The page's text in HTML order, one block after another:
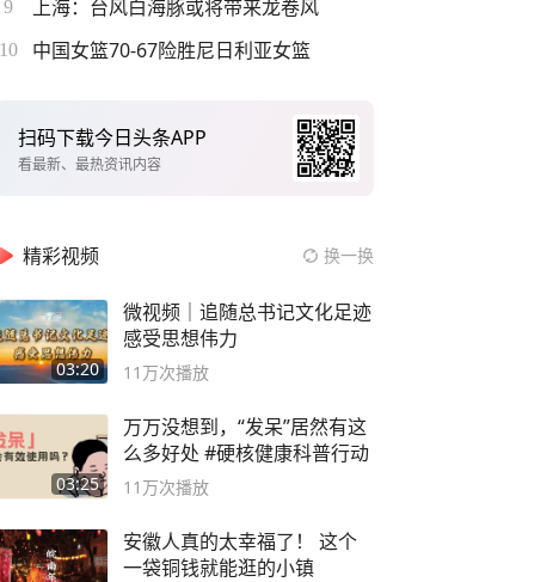
9 上海：台风白海豚或将带来龙卷风
10 中国女篮70-67险胜尼日利亚女篮
扫码下载今日头条APP
看最新、最热资讯内容
精彩视频 换一换
03:20
微视频｜追随总书记文化足迹
感受思想伟力
11万次播放
03:25
万万没想到，“发呆”居然有这
么多好处 #硬核健康科普行动
11万次播放
安徽人真的太幸福了！ 这个
一袋铜钱就能逛的小镇